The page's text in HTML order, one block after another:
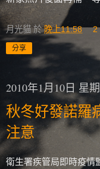
月光貓 於晚上11:58 2
分享
2010年1月10日 星
秋冬好發諾羅
注意
衛生署疾管局即時疫情